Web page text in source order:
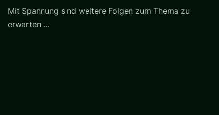
Mit Spannung sind weitere Folgen zum Thema zu
erwarten ...